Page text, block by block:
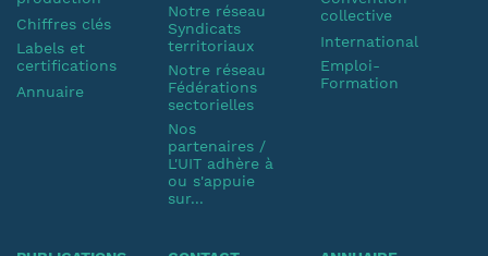
Chiffres clés
Labels et
certifications
Annuaire
Notre réseau
Syndicats
territoriaux
Notre réseau
Fédérations
sectorielles
Nos
partenaires /
L'UIT adhère à
ou s'appuie
sur...
collective
International
Emploi-
Formation